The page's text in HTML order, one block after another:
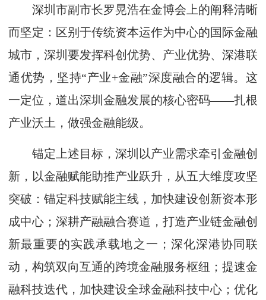
深圳市副市长罗晃浩在金博会上的阐释清晰
而坚定：区别于传统资本运作为中心的国际金融
城市，深圳要发挥科创优势、产业优势、深港联
通优势，坚持“产业+金融”深度融合的逻辑。这
一定位，道出深圳金融发展的核心密码——扎根
产业沃土，做强金融能级。
锚定上述目标，深圳以产业需求牵引金融创
新，以金融赋能助推产业跃升，从五大维度攻坚
突破：锚定科技赋能主线，加快建设创新资本形
成中心；深耕产融融合赛道，打造产业链金融创
新最重要的实践承载地之一；深化深港协同联
动，构筑双向互通的跨境金融服务枢纽；提速金
融科技迭代，加快建设全球金融科技中心；优化